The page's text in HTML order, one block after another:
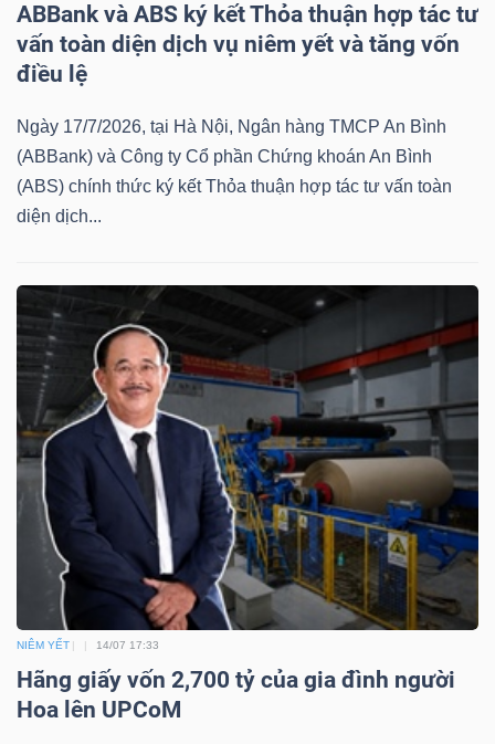
ABBank và ABS ký kết Thỏa thuận hợp tác tư
vấn toàn diện dịch vụ niêm yết và tăng vốn
điều lệ
Ngày 17/7/2026, tại Hà Nội, Ngân hàng TMCP An Bình
(ABBank) và Công ty Cổ phần Chứng khoán An Bình
(ABS) chính thức ký kết Thỏa thuận hợp tác tư vấn toàn
diện dịch...
NIÊM YẾT 14/07 17:33
Hãng giấy vốn 2,700 tỷ của gia đình người
Hoa lên UPCoM
Dịch
vụ
Đào
tạo
Sách
chính
Công
tư